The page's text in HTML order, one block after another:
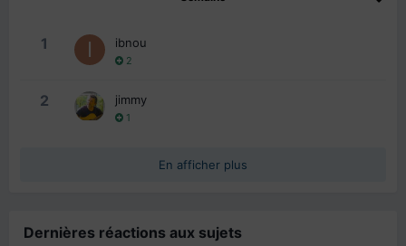
1 ibnou
2
2 jimmy
1
En afficher plus
Dernières réactions aux sujets